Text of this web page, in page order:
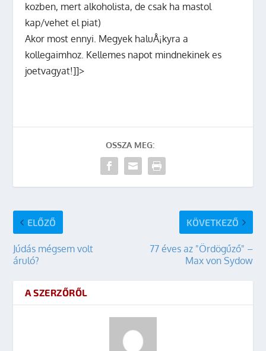
kozben, mert alkoholista, de csak ha mastol
kap/vehet el piat)
Akor most ennyi. Megyek haluÅ¡kyra a
kollegaimhoz. Kellemes napot mindnekinek es
joetvagyat!]]>
OSSZA MEG:
ELŐZŐ
Júdás mégsem volt
áruló?
KÖVETKEZŐ
77 éves az "Ördögűző" –
Max von Sydow
A SZERZŐRŐL